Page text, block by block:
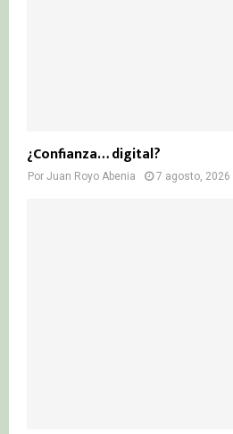
¿Confianza… digital?
Por Juan Royo Abenia 7 agosto, 2026